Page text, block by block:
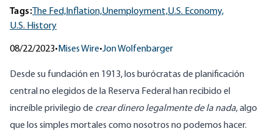
Tags: The Fed, Inflation,Unemployment,U.S. Economy,
U.S. History
08/22/2023• Mises Wire•Jon Wolfenbarger
Desde su fundación en 1913, los burócratas de planificación
central no elegidos de la Reserva Federal han recibido el
increíble privilegio de crear dinero legalmente de la nada, algo
que los simples mortales como nosotros no podemos hacer.